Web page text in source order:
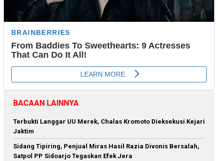
BACAAN LAINNYA
Terbukti Langgar UU Merek, Chalas Kromoto Dieksekusi Kejari
Jaktim
Sidang Tipiring, Penjual Miras Hasil Razia Divonis Bersalah,
Satpol PP Sidoarjo Tegaskan Efek Jera